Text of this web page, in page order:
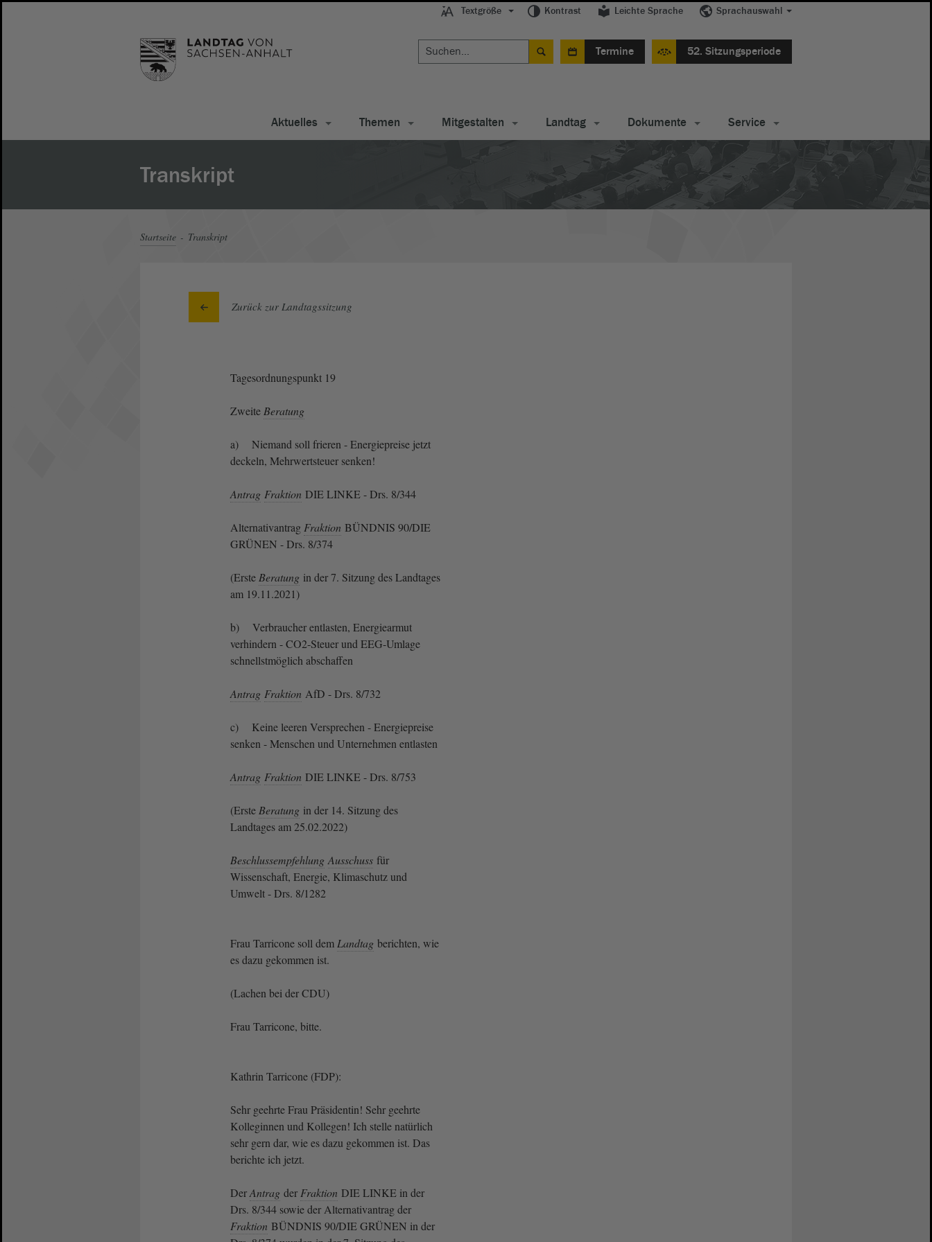
Textgröße Kontrast Leichte Sprache Sprachauswahl
Termine 52. Sitzungsperiode
Aktuelles Themen Mitgestalten Landtag Dokumente Service
Transkript
Startseite Transkript
Zurück zur Landtagssitzung
Tagesordnungspunkt 19
Zweite Beratung
a) Niemand soll frieren - Energiepreise jetzt
deckeln, Mehrwertsteuer senken!
Antrag Fraktion DIE LINKE - Drs. 8/344
Alternativantrag Fraktion BÜNDNIS 90/DIE
GRÜNEN - Drs. 8/374
(Erste Beratung in der 7. Sitzung des Landtages
am 19.11.2021)
b) Verbraucher entlasten, Energiearmut
verhindern - CO2-Steuer und EEG-Umlage
schnellstmöglich abschaffen
Antrag Fraktion AfD - Drs. 8/732
c) Keine leeren Versprechen - Energiepreise
senken - Menschen und Unternehmen entlasten
Antrag Fraktion DIE LINKE - Drs. 8/753
(Erste Beratung in der 14. Sitzung des
Landtages am 25.02.2022)
Beschlussempfehlung Ausschuss für
Wissenschaft, Energie, Klimaschutz und
Umwelt - Drs. 8/1282
Frau Tarricone soll dem Landtag berichten, wie
es dazu gekommen ist.
(Lachen bei der CDU)
Frau Tarricone, bitte.
Kathrin Tarricone (FDP):
Sehr geehrte Frau Präsidentin! Sehr geehrte
Kolleginnen und Kollegen! Ich stelle natürlich
sehr gern dar, wie es dazu gekommen ist. Das
berichte ich jetzt.
DerAntrag der Fraktion DIE LINKE in der
Drs. 8/344 sowie der Alternativantrag der
Fraktion BÜNDNIS 90/DIE GRÜNEN in der